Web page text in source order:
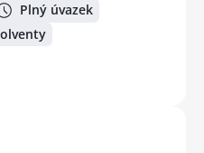
Plný úvazek